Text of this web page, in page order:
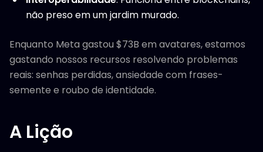
não preso em um jardim murado.
Enquanto Meta gastou $73B em avatares, estamos
gastando nossos recursos resolvendo problemas
reais: senhas perdidas, ansiedade com frases-
semente e roubo de identidade.
A Lição